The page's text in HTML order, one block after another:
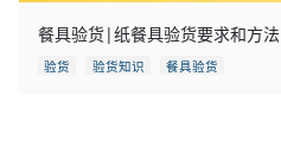
餐具验货|纸餐具验货要求和方法
验货 验货知识 餐具验货